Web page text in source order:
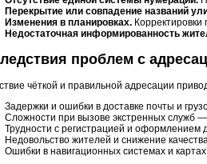
Перекрытие или совпадение названий
Изменения в планировках.
Недостаточная информированность
проблем с
чёткой и правильной адресации
Задержки и ошибки в доставке почты и
Сложности при вызове экстренных служб
Трудности с регистрацией и оформлением
Недовольство жителей и снижение
Ошибки в навигационных системах и картах.